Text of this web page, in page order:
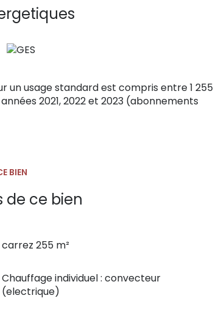
du secteur Hôpitaux-Facultés. Une
auprès des étudiants, jeunes actifs
d'une loggia et d'une cave
un usage standard est compris entre 1 255
2021, 2022 et 2023 (abonnements
BIEN
de ce bien
carrez 255 m²
Chauffage individuel : convecteur
(electrique)